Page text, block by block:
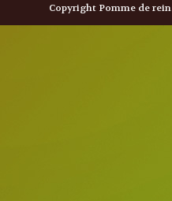
Copyright Pomme de